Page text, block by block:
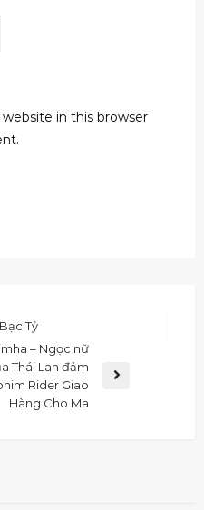
in this browser
Tỷ
– Ngọc nữ
Thái Lan đảm
Rider Giao
Hàng Cho Ma